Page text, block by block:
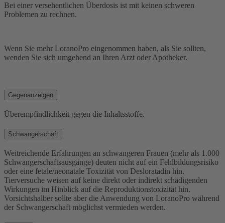
Bei einer versehentlichen Überdosis ist mit keinen schweren
Problemen zu rechnen.
Wenn Sie mehr LoranoPro eingenommen haben, als Sie sollten,
wenden Sie sich umgehend an Ihren Arzt oder Apotheker.
Gegenanzeigen
Überempfindlichkeit gegen die Inhaltsstoffe.
Schwangerschaft
Weitreichende Erfahrungen an schwangeren Frauen (mehr als 1.000
Schwangerschaftsausgänge) deuten nicht auf ein Fehlbildungsrisiko
oder eine fetale/neonatale Toxizität von Desloratadin hin.
Tierversuche weisen auf keine direkt oder indirekt schädigenden
Wirkungen im Hinblick auf die Reproduktionstoxizität hin.
Vorsichtshalber sollte aber die Anwendung von LoranoPro während
der Schwangerschaft möglichst vermieden werden.